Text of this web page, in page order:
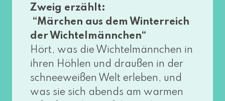
Zweig erzählt:
“Märchen aus dem Winterreich
der Wichtelmännchen“
Hört, was die Wichtelmännchen in
ihren Höhlen und drau­ßen in der
schnee­wei­ßen Welt erle­ben, und
was sie sich abends am war­men